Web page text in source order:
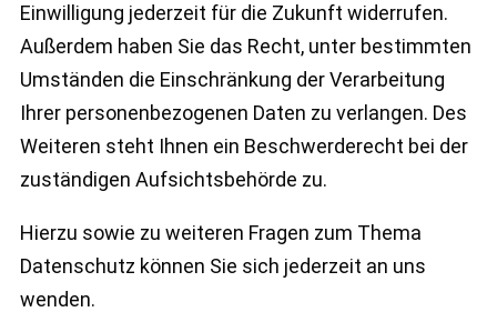
Einwilligung jederzeit für die Zukunft widerrufen.
Außerdem haben Sie das Recht, unter bestimmten
Umständen die Einschränkung der Verarbeitung
Ihrer personenbezogenen Daten zu verlangen. Des
Weiteren steht Ihnen ein Beschwerderecht bei der
zuständigen Aufsichtsbehörde zu.
Hierzu sowie zu weiteren Fragen zum Thema
Datenschutz können Sie sich jederzeit an uns
wenden.